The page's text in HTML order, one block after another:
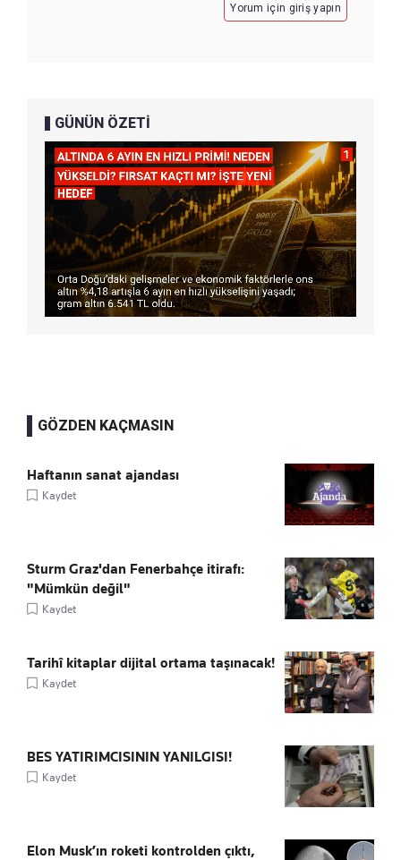
Yorum için giriş yapın
GÜNÜN ÖZETİ
GÖZDEN KAÇMASIN
Haftanın sanat ajandası
Kaydet
Sturm Graz'dan Fenerbahçe itirafı:
"Mümkün değil"
Kaydet
Tarihî kitaplar dijital ortama taşınacak!
Kaydet
BES YATIRIMCISININ YANILGISI!
Kaydet
Elon Musk’ın roketi kontrolden çıktı,